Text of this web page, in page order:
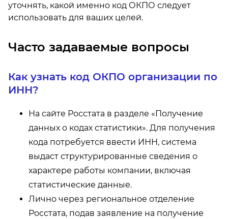
уточнять, какой именно код ОКПО следует
использовать для ваших целей.
Часто задаваемые вопросы
Как узнать код ОКПО организации по
ИНН?
На сайте Росстата в разделе «Получение
данных о кодах статистики». Для получения
кода потребуется ввести ИНН, система
выдаст структурированные сведения о
характере работы компании, включая
статистические данные.
Лично через региональное отделение
Росстата, подав заявление на получение